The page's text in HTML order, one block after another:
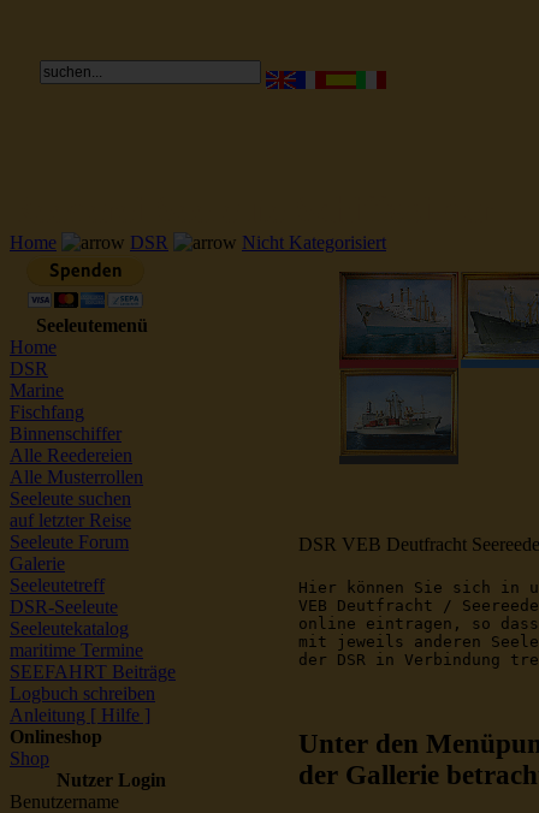
Home DSR Nicht Kategorisiert
Seeleutemenü
Home
DSR
Marine
Fischfang
Binnenschiffer
Alle Reedereien
Alle Musterrollen
Seeleute suchen
auf letzter Reise
Seeleute Forum
Galerie
Seeleutetreff
DSR-Seeleute
Seeleutekatalog
maritime Termine
SEEFAHRT Beiträge
Logbuch schreiben
Anleitung [ Hilfe ]
Onlineshop
Shop
Nutzer Login
Benutzername
DSR VEB Deutfracht
Hier können Sie sich in
VEB Deutfracht /
online eintragen, so
mit jeweils anderen
der DSR in Verbindung
Unter den
der Gallerie